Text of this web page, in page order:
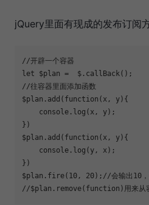
jQuery里面有现成的发布订阅方
//开辟一个容器
let
//往容器里面添加函数
$plan.add( function ( x, y) {
console .log(x, y);
})
$plan.add( function ( x, y) {
console .log(y, x);
})
$plan.fire( 10 , 20); //会输出10
//$plan.remove(function)用来从容